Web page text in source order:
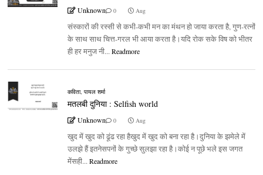
Unknown 0 Aug
संस्कारों की रस्सी से कभी-कभी मन का मंथन हो जाया करता है, गुण-रत्नों
के साथ साथ चित्त-गरल भी आया करता है।यदि रोक सके विष को भीतर
ही हर मनुज नी... Readmore
कविता, पायल शर्मा
मतलबी दुनिया : Selfish world
Unknown 0 Aug
खुद में खुद को ढूंढ रहा हैखुद में खुद को बना रहा है।दुनिया के झमेले में
उलझे हैं इतनेसपनों के गुच्छे सुलझा रहा है।कोई न पूछे भले इस जगत
मेंसही... Readmore